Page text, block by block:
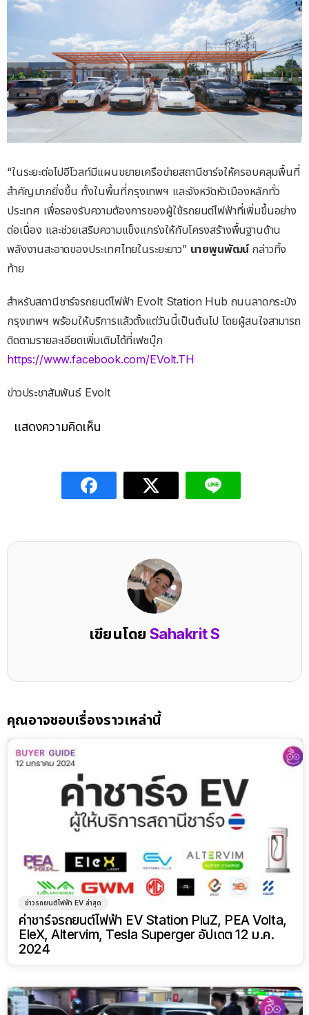
“ในระยะต่อไปอีโวลท์มีแผนขยายเครือข่ายสถานีชาร์จให้ครอบคลุมพื้นที่
สำคัญมากยิ่งขึ้น ทั้งในพื้นที่กรุงเทพฯ และจังหวัดหัวเมืองหลักทั่ว
ประเทศ เพื่อรองรับความต้องการของผู้ใช้รถยนต์ไฟฟ้าที่เพิ่มขึ้นอย่าง
ต่อเนื่อง และช่วยเสริมความแข็งแกร่งให้กับโครงสร้างพื้นฐานด้าน
พลังงานสะอาดของประเทศไทยในระยะยาว” นายพูนพัฒน์ กล่าวทิ้ง
ท้าย
สำหรับสถานีชาร์จรถยนต์ไฟฟ้า Evolt Station Hub ถนนลาดกระบัง
กรุงเทพฯ พร้อมให้บริการแล้วตั้งแต่วันนี้เป็นต้นไป โดยผู้สนใจสามารถ
ติดตามรายละเอียดเพิ่มเติมได้ที่เฟซบุ๊ก
https://www.facebook.com/EVolt.TH
ข่าวประชาสัมพันธ์ Evolt
แสดงความคิดเห็น
เขียนโดยSahakrit S
คุณอาจชอบเรื่องราวเหล่านี้
ข่าวรถยนต์ไฟฟ้า EV ล่าสุด
ค่าชาร์จรถยนต์ไฟฟ้า EV Station PluZ, PEA Volta,
EleX, Altervim, Tesla Superger อัปเดต 12 ม.ค.
2024